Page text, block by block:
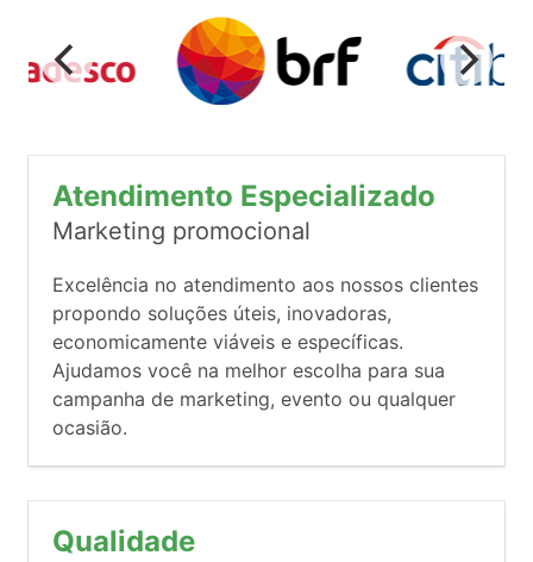
Atendimento Especializado
Marketing promocional
Excelência no atendimento aos nossos clientes
propondo soluções úteis, inovadoras,
economicamente viáveis e específicas.
Ajudamos você na melhor escolha para sua
campanha de marketing, evento ou qualquer
ocasião.
Qualidade